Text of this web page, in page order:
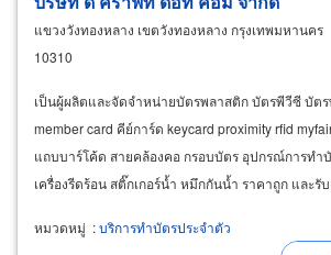
แขวงวังทองหลาง เขตวังทองหลาง กรุงเทพมหานคร
10310
เป็นผู้ผลิตและจัดจำหน่ายบัตรพลาสติก บัตรพีวีซี บัต
member card คีย์การ์ด keycard proximity rfid
แถบบาร์โค้ด สายคล้องคอ กรอบบัตร อุปกรณ์การทำ
เครื่องรีดร้อน สติ๊กเกอร์น้ำ หมึกกันน้ำ ราคาถูก และ
หมวดหมู่ :บริการทำบัตรประจำตัว